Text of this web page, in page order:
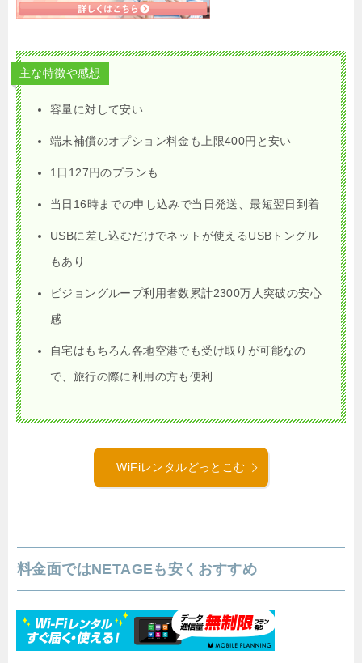
主な特徴や感想
容量に対して安い
端末補償のオプション料金も上限400円と安い
1日127円のプランも
当日16時までの申し込みで当日発送、最短翌日到着
USBに差し込むだけでネットが使えるUSBトングル
もあり
ビジョングループ利用者数累計2300万人突破の安心
感
自宅はもちろん各地空港でも受け取りが可能なの
で、旅行の際に利用の方も便利
WiFiレンタルどっとこむ
料金面ではNETAGEも安くおすすめ